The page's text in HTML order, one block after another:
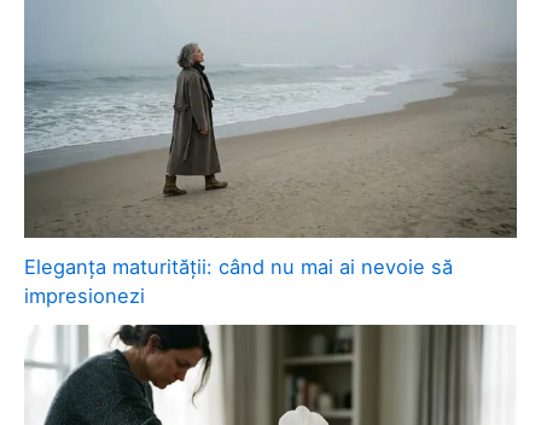
Eleganța maturității: când nu mai ai nevoie să
impresionezi